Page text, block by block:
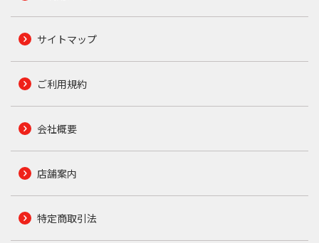
サイトマップ
ご利用規約
会社概要
店舗案内
特定商取引法